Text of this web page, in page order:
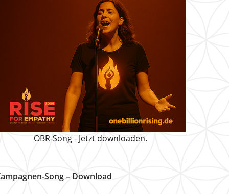
OBR-Song - Jetzt downloaden.
Song – Download